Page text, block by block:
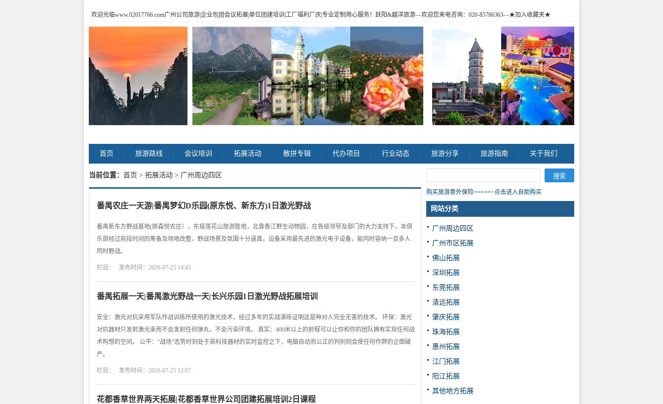
欢迎光临www.02017766.com广州公司旅游|企业包团会议拓展|单位团建培训|工厂福利厂庆|专业定制用心服务！跃阳&越洋旅游—欢迎您来电咨询：020-85786363—★加入收藏夹★
首页 旅游路线 会议培训 拓展活动 散拼专辑 代办项目 行业动态 旅游分享 旅游指南 关于我们
当前位置： 首页 > 拓展活动 > 广州周边四区
番禺农庄一天游|番禺梦幻D乐园(原东悦、新东方)1日激光野战
番禺新东方野战基地(原森悦农庄），东接莲花山旅游胜地，北靠香江野生动物园，在各级领导及部门的大力支持下，本俱
乐部经过前段时间的筹备及场地改整，野战场景及氛围十分逼真，设备采用最先进的激光电子设备，能同时容纳一百多人
同时野战。
栏目： 发布时间：2026-07-25 14:45
番禺拓展一天|番禺激光野战一天|长兴乐园1日激光野战拓展培训
安全：激光对抗采用军队作战训练所使用的激光技术，经过多年的实战演练证明这是种对人完全无害的技术。 环保：激光
对抗器材只发射激光束而不会发射任何弹丸，不会污染环境。 真实：400米以上的射程可以让你和你的团队拥有实现任何战
术构想的空间。 公平：“战场”态势时刻处于高科技器材的实时监控之下，电脑自动而公正的判别则会使任何作弊的企图破
产。
栏目： 发布时间：2026-07-25 12:07
花都香草世界两天拓展|花都香草世界公司团建拓展培训2日课程
购买旅游意外保险=====>点击进入自助购买
网站分类
广州周边四区
广州市区拓展
佛山拓展
深圳拓展
东莞拓展
清远拓展
肇庆拓展
珠海拓展
惠州拓展
江门拓展
阳江拓展
其他地方拓展